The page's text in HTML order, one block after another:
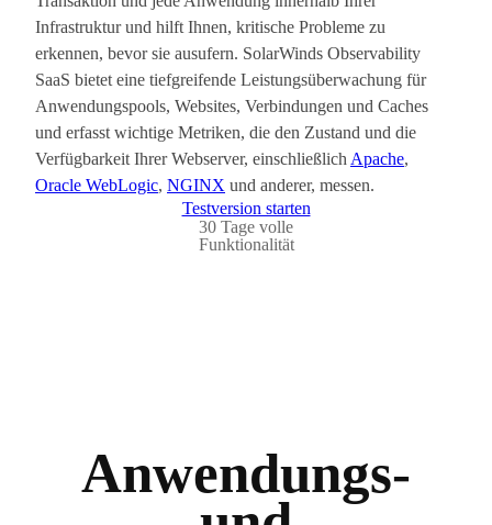
Infrastruktur und hilft Ihnen, kritische Probleme zu
erkennen, bevor sie ausufern. SolarWinds Observability
SaaS bietet eine tiefgreifende Leistungsüberwachung für
Anwendungspools, Websites, Verbindungen und Caches
und erfasst wichtige Metriken, die den Zustand und die
Verfügbarkeit Ihrer Webserver, einschließlichApache,
Oracle WebLogic, NGINX und anderer, messen.
Testversion starten
30 Tage volle
Funktionalität
Anwendungs-